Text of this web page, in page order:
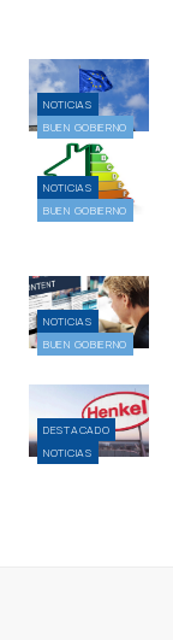
NOTICIAS
BUEN GOBIERNO
NOTICIAS
BUEN GOBIERNO
NOTICIAS
BUEN GOBIERNO
DESTACADO
NOTICIAS